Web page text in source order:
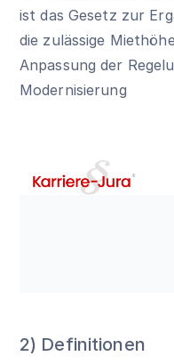
ist das Gesetz zur
die zulässige
Anpassung der
Modernisierung
2) Definitionen